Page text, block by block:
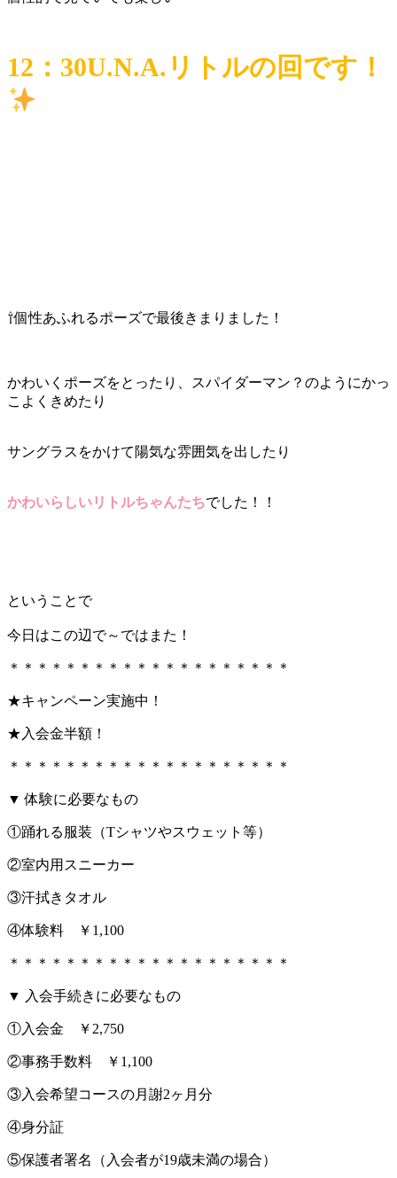
12：30U.N.A.リトルの回です！
⇧個性あふれるポーズで最後きまりました！
かわいくポーズをとったり
、スパイダーマン？のようにかっ
こよくきめたり
サングラスをかけて陽気な雰囲気を出したり
かわいらしいリトルちゃんたちでした！！
ということで
今日はこの辺で～ではまた！
＊＊＊＊＊＊＊＊＊＊＊＊＊＊＊＊＊＊＊＊
★キャンペーン実施中！
★入会金半額！
＊＊＊＊＊＊＊＊＊＊＊＊＊＊＊＊＊＊＊＊
▼ 体験に必要なもの
①踊れる服装（Tシャツやスウェット等）
②室内用スニーカー
③汗拭きタオル
④体験料 ￥1,100
＊＊＊＊＊＊＊＊＊＊＊＊＊＊＊＊＊＊＊＊
▼ 入会手続きに必要なもの
①入会金 ￥2,750
②事務手数料 ￥1,100
③入会希望コースの月謝2ヶ月分
④身分証
⑤保護者署名（入会者が19歳未満の場合）